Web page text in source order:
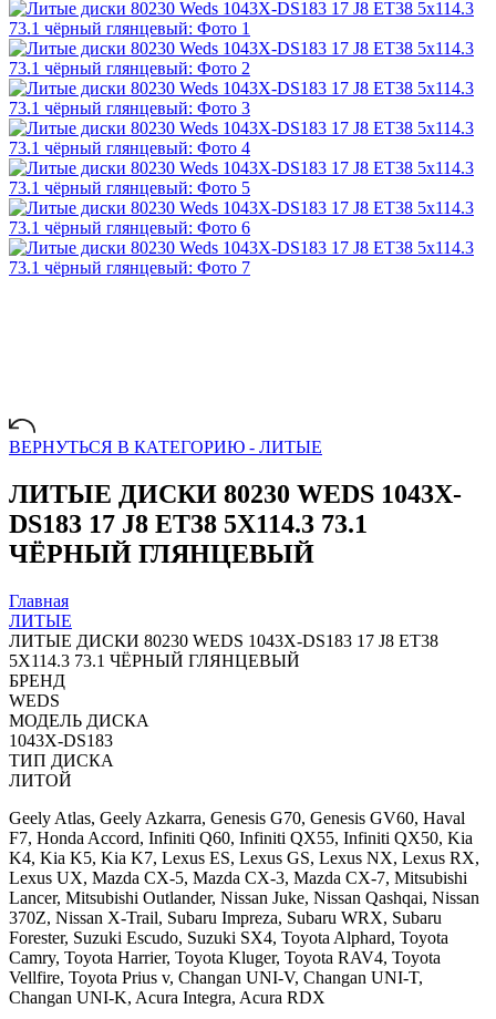
ВЕРНУТЬСЯ В КАТЕГОРИЮ - ЛИТЫЕ
ЛИТЫЕ ДИСКИ 80230 WEDS 1043X-
DS183 17 J8 ET38 5X114.3 73.1
ЧЁРНЫЙ ГЛЯНЦЕВЫЙ
Главная
ЛИТЫЕ
ЛИТЫЕ ДИСКИ 80230 WEDS 1043X-DS183 17 J8 ET38
5X114.3 73.1 ЧЁРНЫЙ ГЛЯНЦЕВЫЙ
БРЕНД
WEDS
МОДЕЛЬ ДИСКА
1043X-DS183
ТИП ДИСКА
ЛИТОЙ
Geely Atlas, Geely Azkarra, Genesis G70, Genesis GV60, Haval
F7, Honda Accord, Infiniti Q60, Infiniti QX55, Infiniti QX50, Kia
K4, Kia K5, Kia K7, Lexus ES, Lexus GS, Lexus NX, Lexus RX,
Lexus UX, Mazda CX-5, Mazda CX-3, Mazda CX-7, Mitsubishi
Lancer, Mitsubishi Outlander, Nissan Juke, Nissan Qashqai, Nissan
370Z, Nissan X-Trail, Subaru Impreza, Subaru WRX, Subaru
Forester, Suzuki Escudo, Suzuki SX4, Toyota Alphard, Toyota
Camry, Toyota Harrier, Toyota Kluger, Toyota RAV4, Toyota
Vellfire, Toyota Prius v, Changan UNI-V, Changan UNI-T,
Changan UNI-K, Acura Integra, Acura RDX